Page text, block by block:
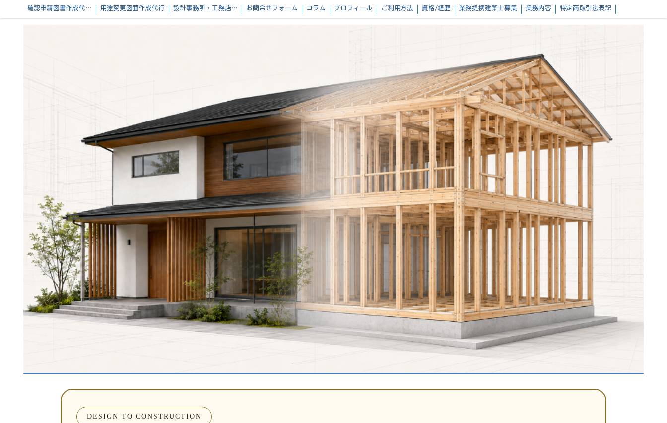
確認申請図書作成代行｜PDF・Jw・各種データ納品対応 用途変更図面作成代行 設計事務所・工務店様へ｜構造計算・省エネ計算・確認申請を一貫して対応 お問合せフォーム コラム プロフィール ご利用方法 資格/経歴 業務提携建築士募集 業務内容 特定商取引法表記
DESIGN TO CONSTRUCTION